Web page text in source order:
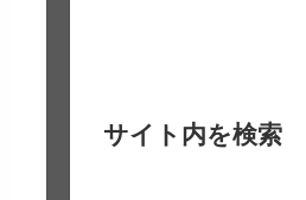
サイト内を検索